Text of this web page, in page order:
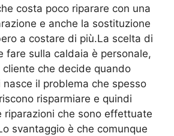
costa poco riparare con una
e anche la sostituzione
a costare di più.La scelta di
fare sulla caldaia è personale,
cliente che decide quando
il problema che spesso
risparmiare e quindi
riparazioni che sono effettuate
svantaggio è che comunque